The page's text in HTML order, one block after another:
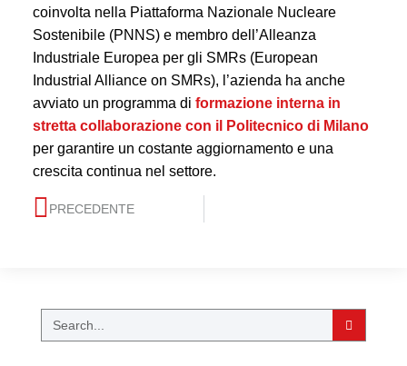
coinvolta nella Piattaforma Nazionale Nucleare
Sostenibile (PNNS) e membro dell’Alleanza
Industriale Europea per gli SMRs (European
Industrial Alliance on SMRs), l’azienda ha anche
avviato un programma di formazione interna in
stretta collaborazione con il Politecnico di Milano
per garantire un costante aggiornamento e una
crescita continua nel settore.
PRECEDENTE